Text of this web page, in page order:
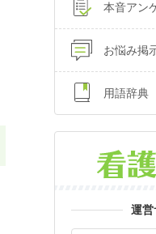
本音アン
お悩み掲
用語辞典
運営